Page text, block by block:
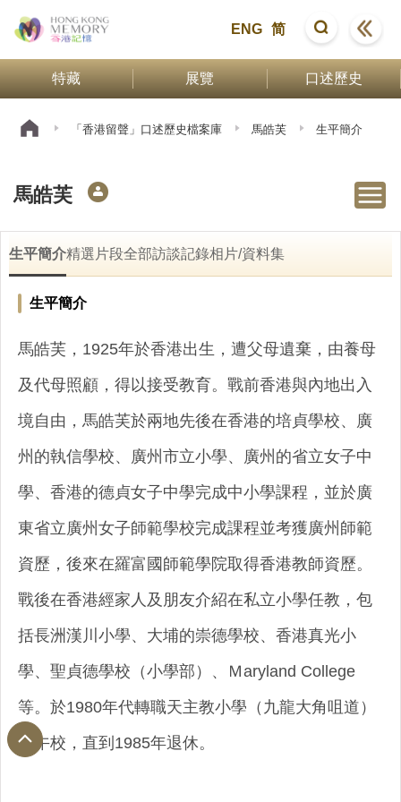
ENG 简
特藏 展覽 口述歷史
「香港留聲」口述歷史檔案庫 馬皓芙 生平簡介
馬皓芙
生平簡介精選片段全部訪談記錄相片/資料集
生平簡介
馬皓芙，1925年於香港出生，遭父母遺棄，由養母
及代母照顧，得以接受教育。戰前香港與內地出入
境自由，馬皓芙於兩地先後在香港的培貞學校、廣
州的執信學校、廣州市立小學、廣州的省立女子中
學、香港的德貞女子中學完成中小學課程，並於廣
東省立廣州女子師範學校完成課程並考獲廣州師範
資歷，後來在羅富國師範學院取得香港教師資歷。
戰後在香港經家人及朋友介紹在私立小學任教，包
括長洲漢川小學、大埔的崇德學校、香港真光小
學、聖貞德學校（小學部）、Ｍaryland College
等。於1980年代轉職天主教小學（九龍大角咀道）
上午校，直到1985年退休。